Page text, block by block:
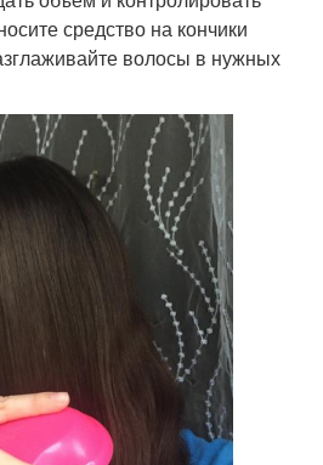
средство на кончики
волосы в нужных